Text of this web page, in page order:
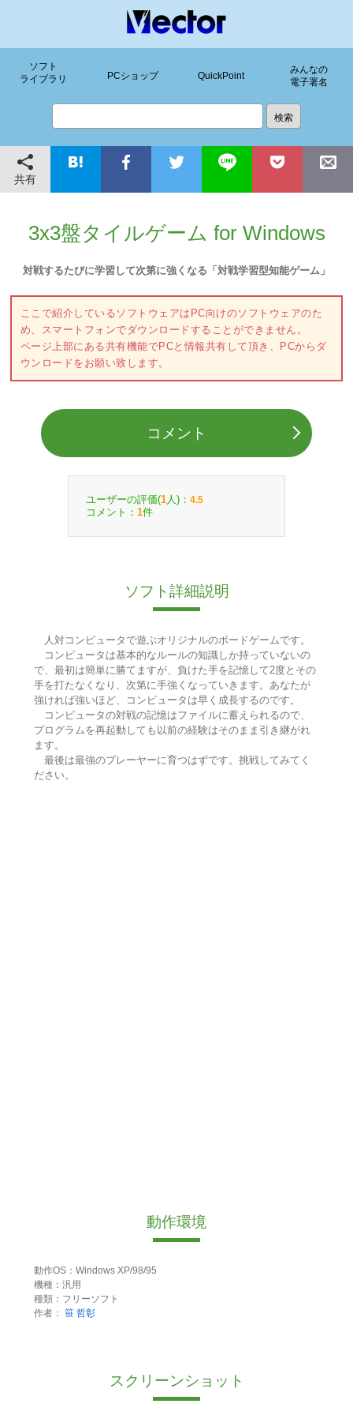
ソフト
ライブラリ
PCショップ QuickPoint
みんなの
電子署名
共有
3x3盤タイルゲーム for Windows
対戦するたびに学習して次第に強くなる「対戦学習型知能ゲーム」
ここで紹介しているソフトウェアはPC向けのソフトウェアのた
め、スマートフォンでダウンロードすることができません。
ページ上部にある共有機能でPCと情報共有して頂き、PCからダ
ウンロードをお願い致します。
コメント
ユーザーの評価(1 人)： 4.5
コメント： 1件
ソフト詳細説明
人対コンピュータで遊ぶオリジナルのボードゲームです。
コンピュータは基本的なルールの知識しか持っていないの
で、最初は簡単に勝てますが、負けた手を記憶して2度とその
手を打たなくなり、次第に手強くなっていきます。あなたが
強ければ強いほど、コンピュータは早く成長するのです。
コンピュータの対戦の記憶はファイルに蓄えられるので、
プログラムを再起動しても以前の経験はそのまま引き継がれ
ます。
最後は最強のプレーヤーに育つはずです。挑戦してみてく
ださい。
動作環境
動作OS：Windows XP/98/95
機種：汎用
種類：フリーソフト
作者： 笹 哲彰
スクリーンショット